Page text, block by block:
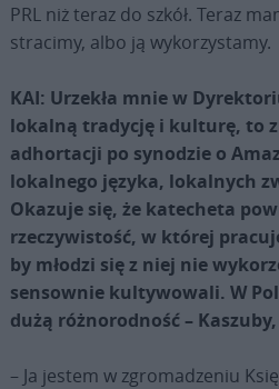
PRL niż teraz do szkół. Teraz
stracimy, albo ją wykorzystamy.
KAI: Urzekła mnie w
lokalną tradycję i kulturę, to
adhortacji po synodzie o
lokalnego języka, lokalnych
Okazuje się, że katecheta
rzeczywistość, w której
by młodzi się z niej nie
sensownie kultywowali. W
dużą różnorodność –
– Ja jestem w zgromadzeniu